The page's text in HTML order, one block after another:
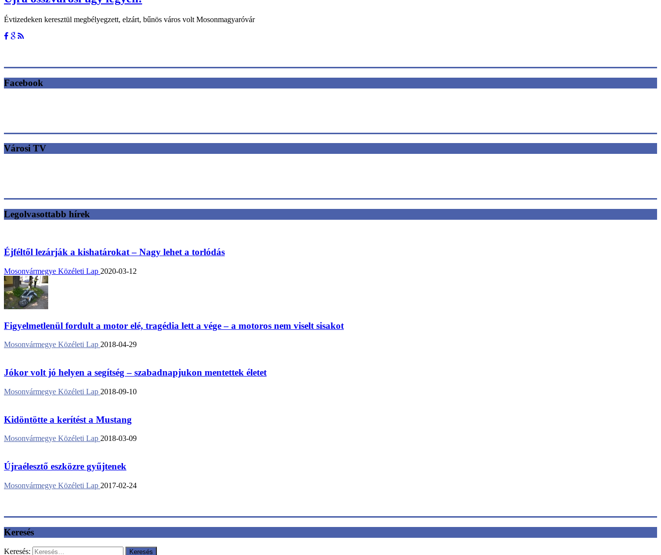
Évtizedeken keresztül megbélyegzett, elzárt, bűnös város volt Mosonmagyaróvár
Facebook
Városi TV
Legolvasottabb hírek
Éjféltől lezárják a kishatárokat – Nagy lehet a torlódás
Mosonvármegye Közéleti Lap 2020-03-12
Figyelmetlenül fordult a motor elé, tragédia lett a vége – a motoros nem viselt sisakot
Mosonvármegye Közéleti Lap 2018-04-29
Jókor volt jó helyen a segítség – szabadnapjukon mentettek életet
Mosonvármegye Közéleti Lap 2018-09-10
Kidöntötte a kerítést a Mustang
Mosonvármegye Közéleti Lap 2018-03-09
Újraélesztő eszközre gyűjtenek
Mosonvármegye Közéleti Lap 2017-02-24
Keresés
Keresés: